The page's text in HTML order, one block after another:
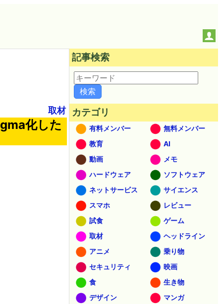
取材
化した
記事検索
カテゴリ
有料メンバー
無料メンバー
教育
AI
動画
メモ
ハードウェア
ソフトウェア
ネットサービス
サイエンス
スマホ
レビュー
試食
ゲーム
取材
ヘッドライン
アニメ
乗り物
セキュリティ
映画
食
生き物
デザイン
マンガ